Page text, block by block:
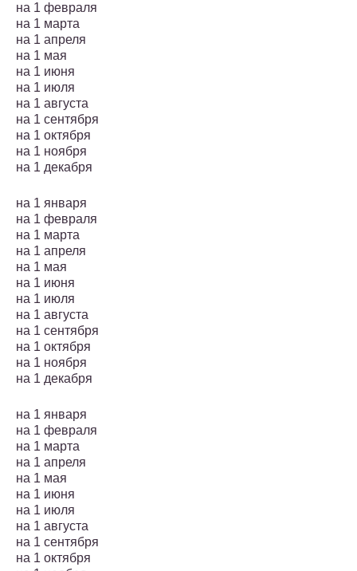
на 1 февраля
на 1 марта
на 1 апреля
на 1 мая
на 1 июня
на 1 июля
на 1 августа
на 1 сентября
на 1 октября
на 1 ноября
на 1 декабря
на 1 января
на 1 февраля
на 1 марта
на 1 апреля
на 1 мая
на 1 июня
на 1 июля
на 1 августа
на 1 сентября
на 1 октября
на 1 ноября
на 1 декабря
на 1 января
на 1 февраля
на 1 марта
на 1 апреля
на 1 мая
на 1 июня
на 1 июля
на 1 августа
на 1 сентября
на 1 октября